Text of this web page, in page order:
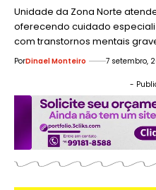
Unidade da Zona Norte
oferecendo cuidado
com transtornos mentais
PorDinael Monteiro 7 setembro,
-